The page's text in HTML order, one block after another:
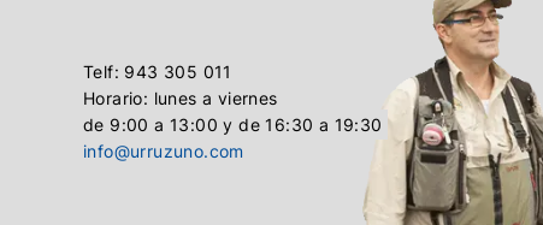
Telf: 943 305 011
Horario: lunes a viernes
de 9:00 a 13:00 y de 16:30 a 19:30
info@urruzuno.com